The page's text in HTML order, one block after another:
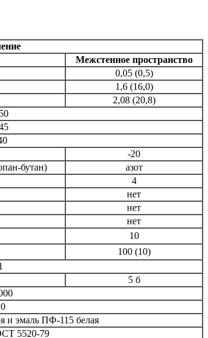
Межстенное пространство
0,05 (0,5)
1,6 (16,0)
2,08 (20,8)
-20
бутан)
азот
4
нет
нет
нет
10
100 (10)
5 б
и эмаль ПФ-115 белая
5520-79